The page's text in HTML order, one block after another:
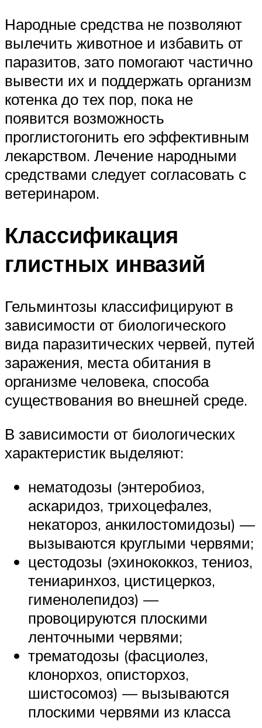
Народные средства не позволяют
вылечить животное и избавить от
паразитов, зато помогают частично
вывести их и поддержать организм
котенка до тех пор, пока не
появится возможность
проглистогонить его эффективным
лекарством. Лечение народными
средствами следует согласовать с
ветеринаром.
Классификация
глистных инвазий
Гельминтозы классифицируют в
зависимости от биологического
вида паразитических червей, путей
заражения, места обитания в
организме человека, способа
существования во внешней среде.
В зависимости от биологических
характеристик выделяют:
нематодозы (энтеробиоз,
аскаридоз, трихоцефалез,
некатороз, анкилостомидозы) —
вызываются круглыми червями;
цестодозы (эхинококкоз, тениоз,
тениаринхоз, цистицеркоз,
гименолепидоз) —
провоцируются плоскими
ленточными червями;
трематодозы (фасциолез,
клонорхоз, описторхоз,
шистосомоз) — вызываются
плоскими червями из класса